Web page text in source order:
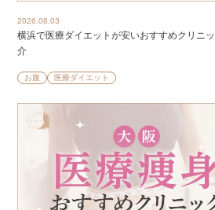
2026.08.03
横浜で医療ダイエットが安いおすすめクリニ
介
お腹 医療ダイエット